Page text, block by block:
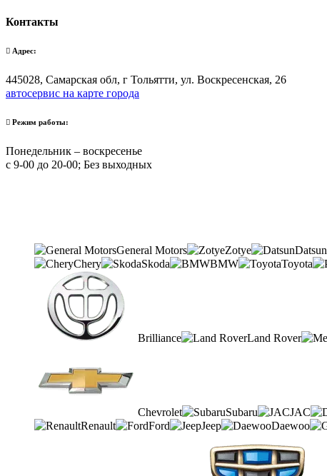
Контакты
Адрес:
445028, Самарская обл, г Тольятти, ул. Воскресенская, 26
автосервис на карте города
Режим работы:
Понедельник – воскресенье
с 9-00 до 20-00; Без выходных
General Motors Zotye Datsun
Chery
Skoda BMW Toyota
Brilliance Land Rover
Chevrolet Subaru JAC
Renault
Ford Jeep Daewoo